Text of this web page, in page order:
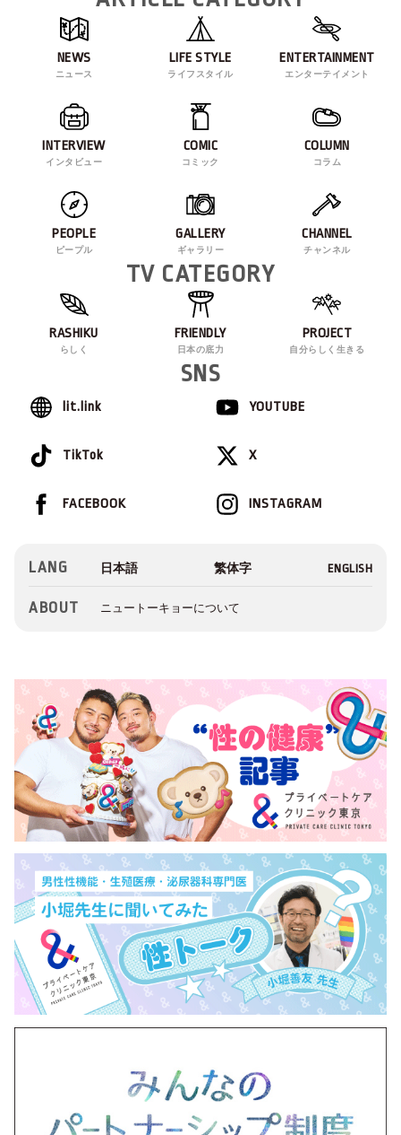
NEWS
ニュース
LIFE STYLE
ライフスタイル
ENTERTAINMENT
エンターテイメント
INTERVIEW
インタビュー
COMIC
コミック
COLUMN
コラム
PEOPLE
ピープル
GALLERY
ギャラリー
CHANNEL
チャンネル
TV CATEGORY
RASHIKU
らしく
FRIENDLY
日本の底力
PROJECT
自分らしく生きる
SNS
lit.link YOUTUBE
TikTok X
INSTAGRAM
FACEBOOK
LANG
ABOUT ニュートーキョーについて